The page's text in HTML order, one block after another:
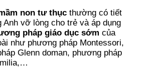
non tư thục thường có tiết
Anh vỡ lòng cho trẻ và áp dụng
pháp giáo dục sớm của
như phương pháp Montessori,
Glenn doman, phương pháp